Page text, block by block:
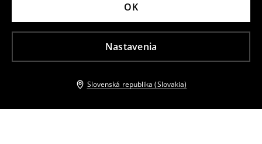
Nastavenia
OK
Slovenská republika (Slovakia)